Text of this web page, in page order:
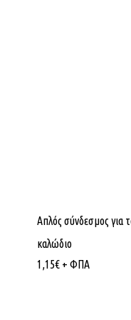
Απλός σύνδεσμος για
καλώδιο
1,15€ + ΦΠΑ